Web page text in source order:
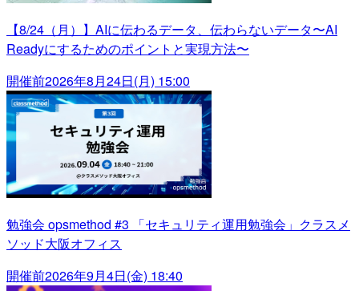
【8/24（月）】AIに伝わるデータ、伝わらないデータ〜AI
Readyにするためのポイントと実現方法〜
開催前2026年8月24日(月) 15:00
勉強会 opsmethod #3 「セキュリティ運用勉強会」クラスメ
ソッド大阪オフィス
開催前2026年9月4日(金) 18:40